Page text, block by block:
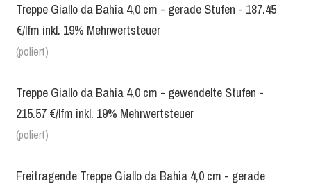
Treppe Giallo da Bahia 4,0 cm - gerade Stufen - 187.45
€/lfm inkl. 19% Mehrwertsteuer
(poliert)
Treppe Giallo da Bahia 4,0 cm - gewendelte Stufen -
215.57 €/lfm inkl. 19% Mehrwertsteuer
(poliert)
Freitragende Treppe Giallo da Bahia 4,0 cm - gerade